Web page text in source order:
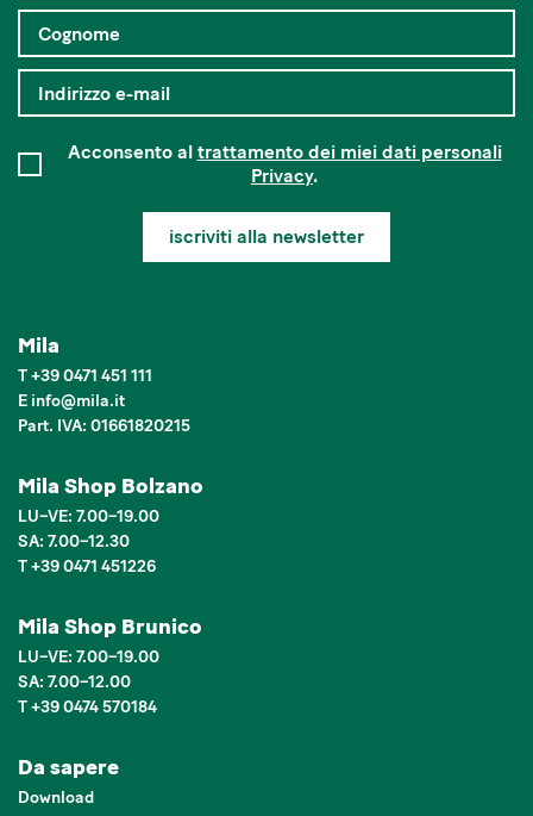
Acconsento al trattamento dei miei dati personali
Privacy.
iscriviti alla newsletter
Mila
T+39 0471 451 111
E info@mila.it
Part. IVA: 01661820215
Mila Shop Bolzano
LU–VE: 7.00–19.00
SA: 7.00–12.30
T +39 0471 451226
Mila Shop Brunico
LU–VE: 7.00–19.00
SA: 7.00–12.00
T +39 0474 570184
Da sapere
Download